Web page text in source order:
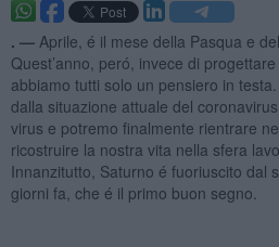
. — Aprile, é il mese della Pasqua e
Quest’anno, peró, invece di
abbiamo tutti solo un pensiero in
dalla situazione attuale del
virus e potremo finalmente rientrare
ricostruire la nostra vita nella sfera
Innanzitutto, Saturno é fuoriuscito dal
giorni fa, che é il primo buon segno.